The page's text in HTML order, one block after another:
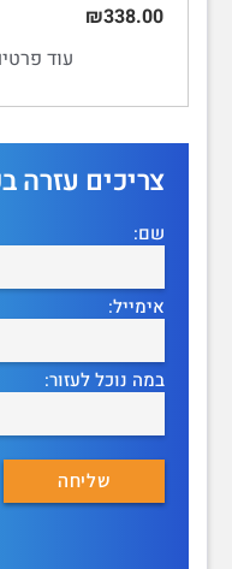
₪338.00
עוד
צריכים עזרה
שם:
אימייל:
במה נוכל לעזור: